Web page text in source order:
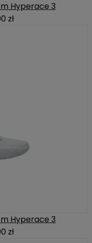
Hyperace 3
zł
Hyperace 3
zł